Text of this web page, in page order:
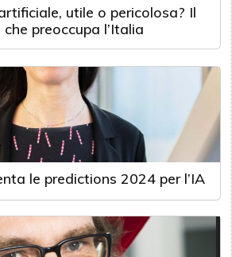
utile o pericolosa? Il
preoccupa l’Italia
le predictions 2024 per l’IA